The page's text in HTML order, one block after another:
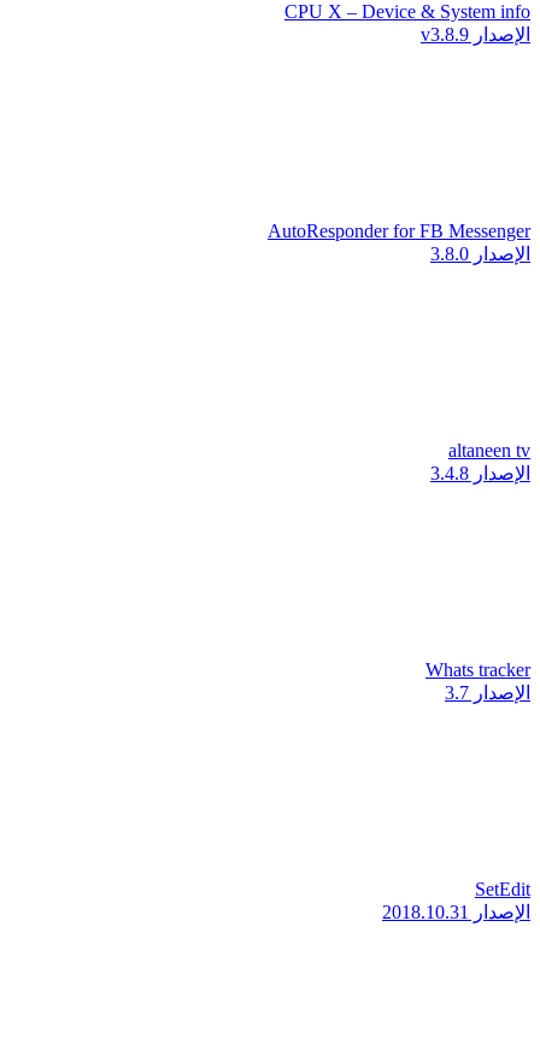
CPU X – Device & System info
الإصدار v3.8.9
AutoResponder for FB Messenger
الإصدار 3.8.0
altaneen tv
الإصدار 3.4.8
Whats tracker
الإصدار 3.7
SetEdit
الإصدار 2018.10.31